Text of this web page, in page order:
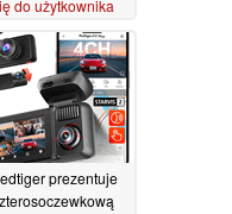
do użytkownika
23/11/2025
prezentuje